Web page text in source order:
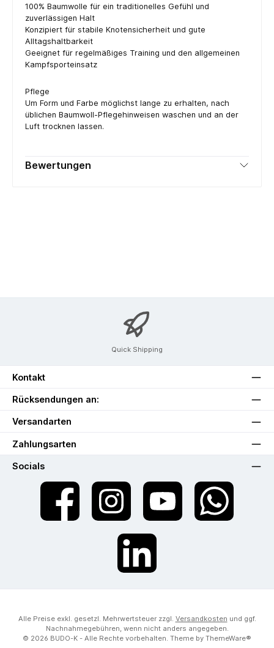
100% Baumwolle für ein traditionelles Gefühl und
zuverlässigen Halt
Konzipiert für stabile Knotensicherheit und gute
Alltagshaltbarkeit
Geeignet für regelmäßiges Training und den allgemeinen
Kampfsporteinsatz
Pflege
Um Form und Farbe möglichst lange zu erhalten, nach
üblichen Baumwoll-Pflegehinweisen waschen und an der
Luft trocknen lassen.
Bewertungen
Quick Shipping
Kontakt
Rücksendungen an:
Versandarten
Zahlungsarten
Socials
Facebook Instagram YouTube WhatsApp
LinkedIn
Alle Preise exkl. gesetzl. Mehrwertsteuer zzgl. Versandkosten und ggf.
Nachnahmegebühren, wenn nicht anders angegeben.
© 2026 BUDO-K - Alle Rechte vorbehalten. Theme by ThemeWare®